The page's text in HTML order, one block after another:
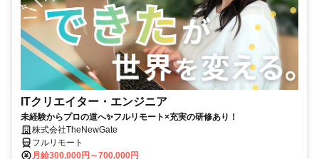
ITクリエイター・エンジニア
未経験からプロの道へ✨フルリモート×充実の研修あり！
株式会社TheNewGate
フルリモート
月給300,000円～700,000円